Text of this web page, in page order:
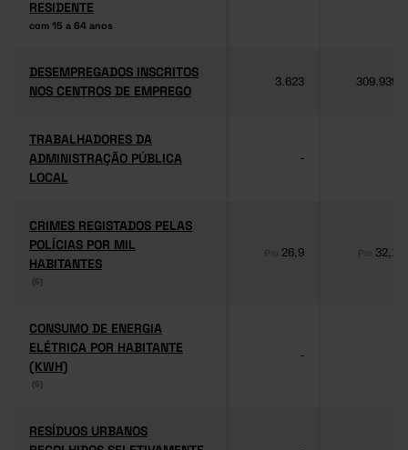
RESIDENTE
com 15 a 64 anos
RESIDENTE
com 15 a 64 anos
DESEMPREGADOS INSCRITOS
NOS CENTROS DE EMPREGO
DESEMPREGADOS INSCRITOS
NOS CENTROS DE EMPREGO
3.623 309.939
TRABALHADORES DA
ADMINISTRAÇÃO PÚBLICA
LOCAL
TRABALHADORES DA
ADMINISTRAÇÃO PÚBLICA
LOCAL
-
CRIMES REGISTADOS PELAS
POLÍCIAS POR MIL
HABITANTES
(6)
CRIMES REGISTADOS PELAS
POLÍCIAS POR MIL
HABITANTES
(6)
Pro 26,9 Pro 32,1
CONSUMO DE ENERGIA
ELÉTRICA POR HABITANTE
(KWH)
(6)
CONSUMO DE ENERGIA
ELÉTRICA POR HABITANTE
(KWH)
(6)
-
RESÍDUOS URBANOS
RESÍDUOS URBANOS